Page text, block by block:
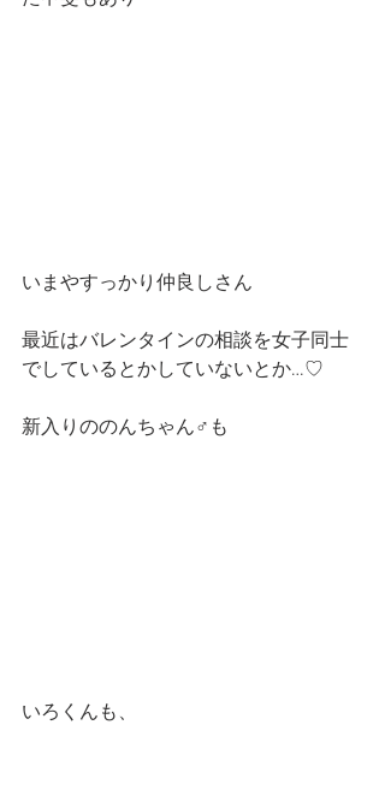
いまやすっかり仲良しさん
最近はバレンタインの相談を女子同士
でしているとかしていないとか…♡
新入りののんちゃん♂も
いろくんも、